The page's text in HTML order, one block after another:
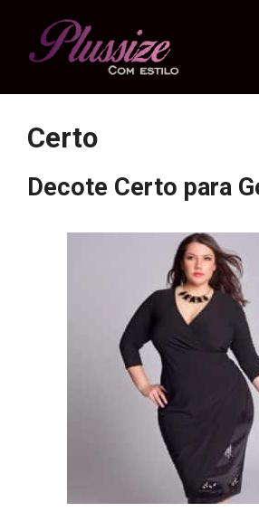
Certo
Decote Certo para